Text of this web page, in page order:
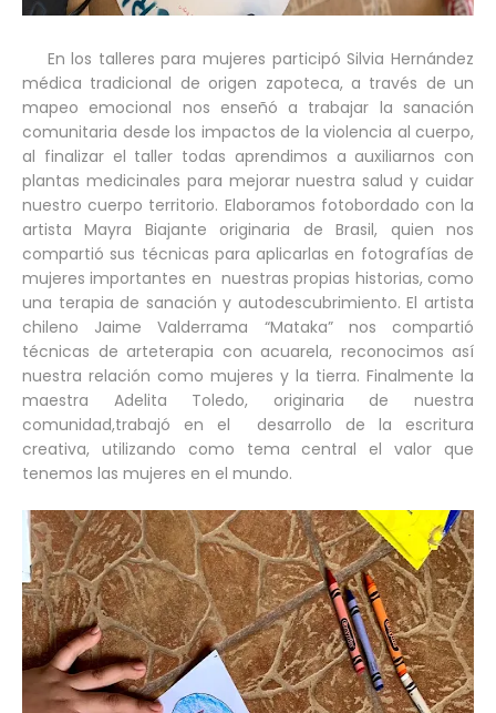
En los talleres para mujeres participó Silvia Hernández
médica tradicional de origen zapoteca, a través de un
mapeo emocional nos enseñó a trabajar la sanación
comunitaria desde los impactos de la violencia al cuerpo,
al finalizar el taller todas aprendimos a auxiliarnos con
plantas medicinales para mejorar nuestra salud y cuidar
nuestro cuerpo territorio. Elaboramos fotobordado con la
artista Mayra Biajante originaria de Brasil, quien nos
compartió sus técnicas para aplicarlas en fotografías de
mujeres importantes en nuestras propias historias, como
una terapia de sanación y autodescubrimiento. El artista
chileno Jaime Valderrama “Mataka” nos compartió
técnicas de arteterapia con acuarela, reconocimos así
nuestra relación como mujeres y la tierra. Finalmente la
maestra Adelita Toledo, originaria de nuestra
comunidad,trabajó en el desarrollo de la escritura
creativa, utilizando como tema central el valor que
tenemos las mujeres en el mundo.